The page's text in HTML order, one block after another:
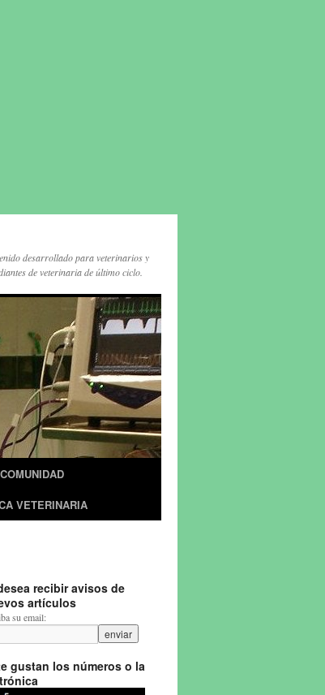
desarrollado para veterinarios y
de veterinaria de último ciclo.
VETERINARIA
recibir avisos de
artículos
su email:
gustan los números o la